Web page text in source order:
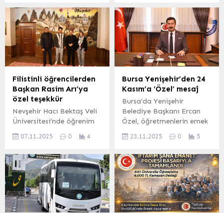
veriliyor.
175 yeni bisiklet daha
kattı
Filistinli öğrencilerden
Başkan Rasim Arı’ya
özel teşekkür
Nevşehir Hacı Bektaş Veli
Üniversitesi’nde öğrenim
öğrencisi Filistin’e verdiği
dolayı Nevşehir Belediye
Başkanı Rasim Arı’yı
makamında ziyaret
ederek teşekkür etti.
NEVŞEHİR (İGFA) – Üyesi
olduğu Avrupa Yerel ve
07.11.2025 0 4
Bursa Yenişehir’den 24
Kasım’a ‘Özel’ mesaj
Bursa’da Yenişehir
Belediye Başkanı Ercan
Özel, öğretmenlerin emek
çekerek, “Eğitimde
büyük yol arkadaşlarımız
öğretmenlerimizdir” dedi.
BURSA (İGFA) – Yenişehir
Belediye Başkanı Ercan
Özel, 24 Kasım
Öğretmenler Günü
23.11.2025 0 5